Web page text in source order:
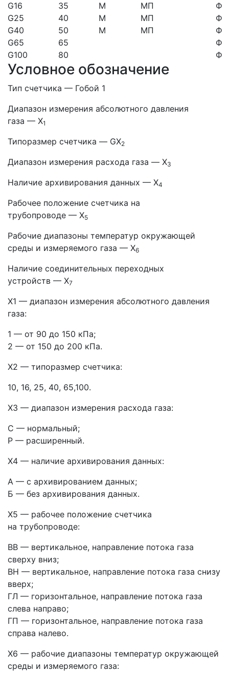
G16
35 М МП
Ф
G25
40 М МП
Ф
G40
50 М МП
Ф
G65
65
Ф
G100
80 Ф
Условное обозначение
Тип счетчика — Гобой 1
Диапазон измерения абсолютного давления
газа — Х1
Типоразмер счетчика — GХ2
Диапазон измерения расхода газа — X3
Наличие архивирования данных — Х4
Рабочее положение счетчика на
трубопроводе — Х5
Рабочие диапазоны температур окружающей
среды и измеряемого газа — Х6
Наличие соединительных переходных
устройств — Х7
Х1 — диапазон измерения абсолютного давления
газа:
1 — от 90 до 150 кПа;
2 — от 150 до 200 кПа.
Х2 — типоразмер счетчика:
10, 16, 25, 40, 65,100.
Х3 — диапазон измерения расхода газа:
С — нормальный;
Р — расширенный.
Х4 — наличие архивирования данных:
А — с архивированием данных;
Б — без архивирования данных.
Х5 — рабочее положение счетчика
на трубопроводе:
ВВ — вертикальное, направление потока газа
сверху вниз;
ВН — вертикальное, направление потока газа снизу
вверх;
ГЛ — горизонтальное, направление потока газа
слева направо;
ГП — горизонтальное, направление потока газа
справа налево.
Х6 — рабочие диапазоны температур окружающей
среды и измеряемого газа: